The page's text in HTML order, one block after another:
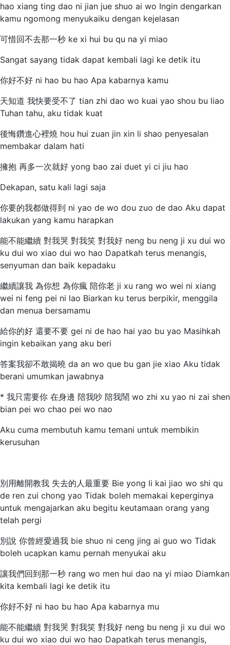
hao xiang ting dao ni jian jue shuo ai wo Ingin dengarkan
kamu ngomong menyukaiku dengan kejelasan
可惜回不去那一秒 ke xi hui bu qu na yi miao
Sangat sayang tidak dapat kembali lagi ke detik itu
你好不好 ni hao bu hao Apa kabarnya kamu
天知道 我快要受不了 tian zhi dao wo kuai yao shou bu liao
Tuhan tahu, aku tidak kuat
後悔鑽進心裡燒 hou hui zuan jin xin li shao penyesalan
membakar dalam hati
擁抱 再多一次就好 yong bao zai duet yi ci jiu hao
Dekapan, satu kali lagi saja
你要的我都做得到 ni yao de wo dou zuo de dao Aku dapat
lakukan yang kamu harapkan
能不能繼續 對我哭 對我笑 對我好 neng bu neng ji xu dui wo
ku dui wo xiao dui wo hao Dapatkah terus menangis,
senyuman dan baik kepadaku
繼續讓我 為你想 為你瘋 陪你老 ji xu rang wo wei ni xiang
wei ni feng pei ni lao Biarkan ku terus berpikir, menggila
dan menua bersamamu
給你的好 還要不要 gei ni de hao hai yao bu yao Masihkah
ingin kebaikan yang aku beri
答案我卻不敢揭曉 da an wo que bu gan jie xiao Aku tidak
berani umumkan jawabnya
* 我只需要你 在身邊 陪我吵 陪我鬧 wo zhi xu yao ni zai shen
bian pei wo chao pei wo nao
Aku cuma membutuh kamu temani untuk membikin
kerusuhan
別用離開教我 失去的人最重要 Bie yong li kai jiao wo shi qu
de ren zui chong yao Tidak boleh memakai keperginya
untuk mengajarkan aku begitu keutamaan orang yang
telah pergi
別說 你曾經愛過我 bie shuo ni ceng jing ai guo wo Tidak
boleh ucapkan kamu pernah menyukai aku
讓我們回到那一秒 rang wo men hui dao na yi miao Diamkan
kita kembali lagi ke detik itu
你好不好 ni hao bu hao Apa kabarnya mu
能不能繼續 對我哭 對我笑 對我好 neng bu neng ji xu dui wo
ku dui wo xiao dui wo hao Dapatkah terus menangis,